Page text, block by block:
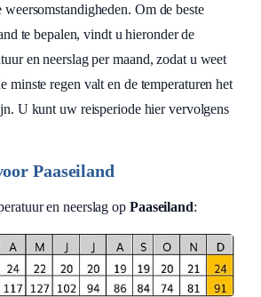
Om de beste
te bepalen, vindt u hieronder de
en neerslag per maand, zodat u weet
minste regen valt en de temperaturen het
U kunt uw reisperiode hier vervolgens
Paaseiland
en neerslag op Paaseiland: